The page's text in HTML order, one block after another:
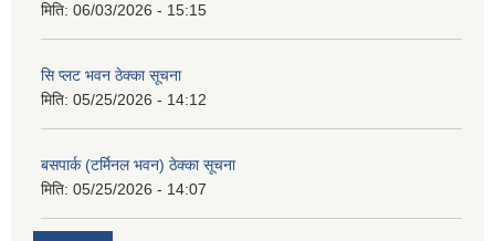
मिति: 06/03/2026 - 15:15
सि प्लट भवन ठेक्का सूचना
मिति: 05/25/2026 - 14:12
बसपार्क (टर्मिनल भवन) ठेक्का सूचना
मिति: 05/25/2026 - 14:07